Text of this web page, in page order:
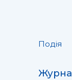
Подія